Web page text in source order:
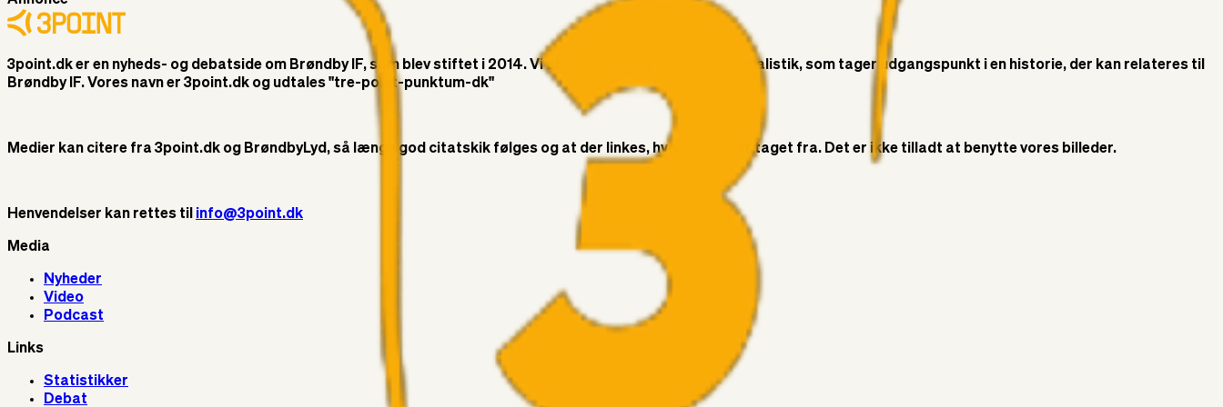
3point.dk er en nyheds- og debatside om Brøndby IF, som blev stiftet i 2014. Vi ønsker at bringe objektiv journalistik, som tager udgangspunkt i en historie, der kan relateres til
Brøndby IF. Vores navn er 3point.dk og udtales "tre-point-punktum-dk"
Medier kan citere fra 3point.dk og BrøndbyLyd, så længe god citatskik følges og at der linkes, hvor citatet er taget fra. Det er ikke tilladt at benytte vores billeder.
Henvendelser kan rettes til info@3point.dk
Media
Nyheder
Video
Podcast
Links
Statistikker
Debat